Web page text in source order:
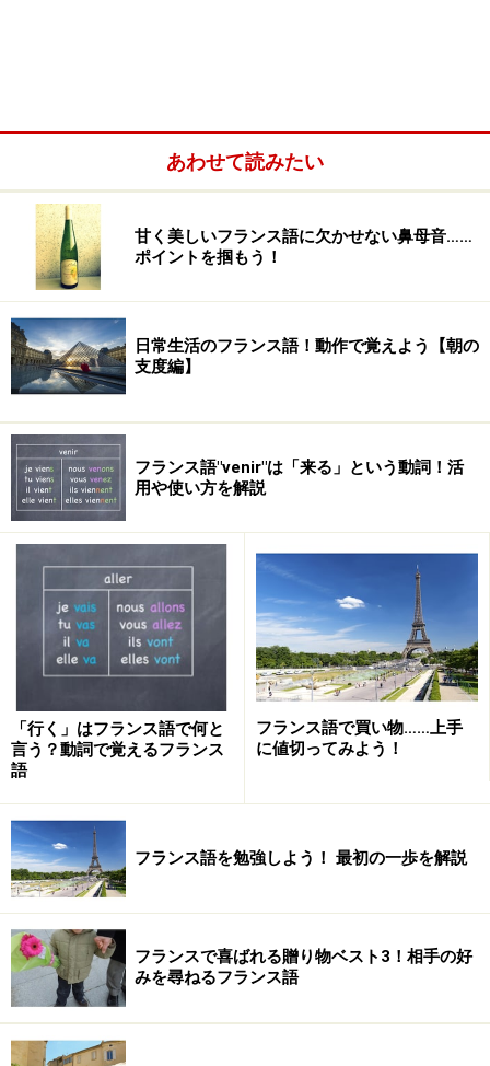
残るパンに出会えるかもしれません。
パンの保存と再利用
バゲットパンなどをたくさん買って冷凍庫で保存し、必
要時に解凍して食べる人もいます。持ち寄りパーティー
でパンがたくさん残ってしまった時、美味しいパン屋さ
んのパンを大量に買い込んだ時などにも利用されている
方法です。
食べきれないパンは、大きく２つ3つに切って冷凍庫へ
適度な大きさに切ったパンを冷凍し、必要に応じてオー
ブンで温めて食卓に出すことが多いようです。これまで
に一番贅沢に感じたのは、夕食前に大きな塊のパンを冷
凍庫から出し、アペリティフ（食前酒）とおしゃべりを
楽しみながら暖炉でゆっくりと解凍するという方法でし
た。
あわせて読みたい
甘く美しいフランス語に欠かせない鼻母音……
ポイントを掴もう！
日常生活のフランス語！動作で覚えよう【朝の
支度編】
フランス語"venir"は「来る」という動詞！活
用や使い方を解説
「行く」はフランス語で何と
言う？動詞で覚えるフランス
語
フランス語で買い物……上手
に値切ってみよう！
フランス語を勉強しよう！ 最初の一歩を解説
フランスで喜ばれる贈り物ベスト3！相手の好
みを尋ねるフランス語